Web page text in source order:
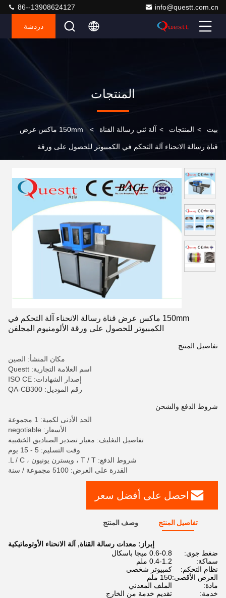
info@questt.com.cn
86--13908624127
دردشة
المنتجات
بيت > المنتجات > آلة ثني رسالة القناة > 150mm ماكس عرض
قناة رسالة الانحناء آلة التحكم في الكمبيوتر للحصول على ورقة
150mm ماكس عرض قناة رسالة الانحناء آلة التحكم في
الكمبيوتر للحصول على ورقة الألومنيوم المجلفن
تفاصيل المنتج
مكان المنشأ: الصين
اسم العلامة التجارية: Questt
إصدار الشهادات: ISO CE
رقم الموديل: QA-CB300
شروط الدفع والشحن
الحد الأدنى لكمية: 1 مجموعة
الأسعار: negotiable
تفاصيل التغليف: معيار تصدير الصناديق الخشبية
وقت التسليم: 5 - 15 يوم
شروط الدفع: T / T ، ويسترن يونيون ، L / C.
القدرة على العرض: 5100 مجموعة / سنة
احصل على أفضل سعر
تفاصيل المنتج وصف المنتج
إبراز: معدات رسالة القناة, آلة الانحناء الأوتوماتيكية
ضغط جوي:
0.6-0.8 ميجا باسكال
سماكة:
0.4-1.2 ملم
نظام التحكم:
كمبيوتر شخصي
العرض الأقصى:150 ملم
مادة:
الملف المعدني
خدمة:
تقديم خدمة من الخارج